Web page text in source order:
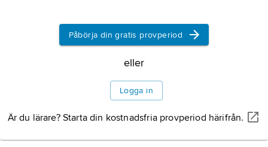
Växt- och djurliv
Litteraturanvisning
Påbörja din gratis provperiod
eller
Logga in
Är du lärare? Starta din kostnadsfria provperiod härifrån.